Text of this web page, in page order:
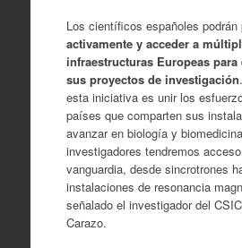
Los científicos españoles podrán
activamente y acceder a
infraestructuras Europeas
sus proyectos de investigación
esta iniciativa es unir los
países que comparten sus
avanzar en biología y
investigadores tendremos
vanguardia, desde sincrotrones
instalaciones de resonancia
señalado el investigador del
Carazo.